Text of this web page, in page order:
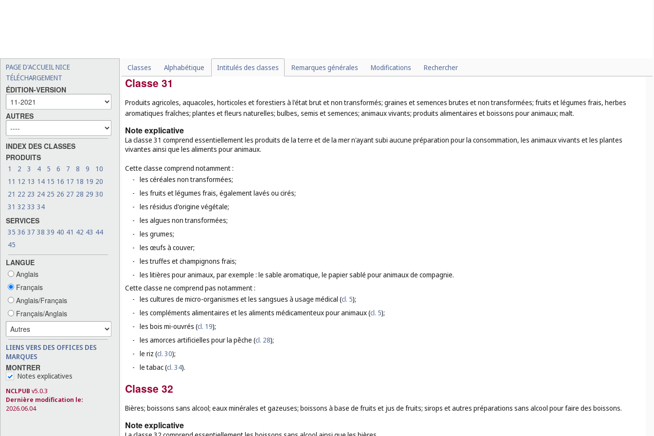
PAGE D'ACCUEIL NICE
TÉLÉCHARGEMENT
ÉDITION-VERSION
AUTRES
INDEX DES CLASSES
PRODUITS
1 2 3 4 5 6 7 8 9
10
11 12 13 14 15 16 17 18 19 20
21 22 23 24 25 26 27 28 29 30
31 32 33 34
SERVICES
35 36 37 38 39 40 41 42 43 44
45
LANGUE
Anglais
Français
Anglais/Français
Français/Anglais
LIENS VERS DES OFFICES DES
MARQUES
MONTRER
Notes explicatives
NCLPUB v5.0.3
Dernière modification le:
2026.06.04
Classes Alphabétique Intitulés des classes Remarques générales Modifications Rechercher
les aliments pour animaux (cl. 31).
Classe 31
Produits agricoles, aquacoles, horticoles et forestiers à l'état brut et non transformés; graines et semences brutes et non transformées; fruits et légumes frais, herbes
aromatiques fraîches; plantes et fleurs naturelles; bulbes, semis et semences; animaux vivants; produits alimentaires et boissons pour animaux; malt.
Note explicative
La classe 31 comprend essentiellement les produits de la terre et de la mer n'ayant subi aucune préparation pour la consommation, les animaux vivants et les plantes
vivantes ainsi que les aliments pour animaux.
Cette classe comprend notamment :
- les céréales non transformées;
- les fruits et légumes frais, également lavés ou cirés;
- les résidus d'origine végétale;
- les algues non transformées;
- les grumes;
- les œufs à couver;
- les truffes et champignons frais;
- les litières pour animaux, par exemple : le sable aromatique, le papier sablé pour animaux de compagnie.
Cette classe ne comprend pas notamment :
- les cultures de micro-organismes et les sangsues à usage médical (cl. 5);
- les compléments alimentaires et les aliments médicamenteux pour animaux (cl. 5);
- les bois mi-ouvrés (cl. 19);
- les amorces artificielles pour la pêche (cl. 28);
- le riz (cl. 30);
- le tabac (cl. 34).
Classe 32
Bières; boissons sans alcool; eaux minérales et gazeuses; boissons à base de fruits et jus de fruits; sirops et autres préparations sans alcool pour faire des boissons.
Note explicative